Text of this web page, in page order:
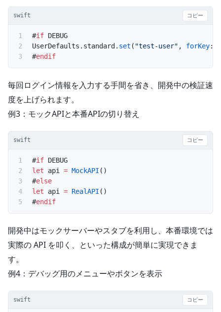
swift コピー
#if DEBUG
UserDefaults.standard. set ( "test-user" , forKey:
#endif
毎回ログイン情報を入力する手間を省き、開発中の検証速
度を上げられます。
例3：モックAPIと本番APIの切り替え
swift コピー
#if DEBUG
let api = MockAPI ()
#else
let api = RealAPI ()
#endif
開発中はモックサーバーやスタブを利用し、本番環境では
実際の API を叩く、といった構成が簡単に実現できま
す。
例4：デバッグ用のメニューやボタンを表示
swift コピー